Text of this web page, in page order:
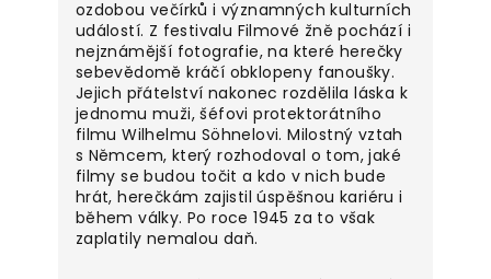
ozdobou večírků i významných kulturních
událostí. Z festivalu Filmové žně pochází i
nejznámější fotografie, na které herečky
sebevědomě kráčí obklopeny fanoušky.
Jejich přátelství nakonec rozdělila láska k
jednomu muži, šéfovi protektorátního
filmu Wilhelmu Söhnelovi. Milostný vztah
s Němcem, který rozhodoval o tom, jaké
filmy se budou točit a kdo v nich bude
hrát, herečkám zajistil úspěšnou kariéru i
během války. Po roce 1945 za to však
zaplatily nemalou daň.